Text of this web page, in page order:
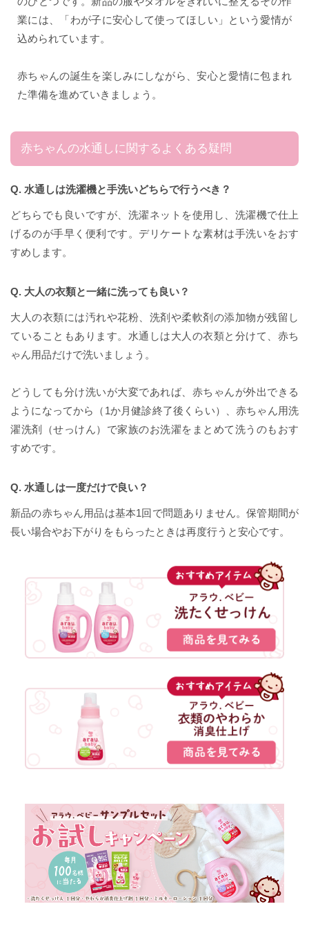
業には、「わが子に安心して使ってほしい」という愛情が
込められています。
赤ちゃんの誕生を楽しみにしながら、安心と愛情に包まれ
た準備を進めていきましょう。
赤ちゃんの水通しに関するよくある疑問
Q. 水通しは洗濯機と手洗いどちらで行うべき？
どちらでも良いですが、洗濯ネットを使用し、洗濯機で仕上
げるのが手早く便利です。デリケートな素材は手洗いをおす
すめします。
Q. 大人の衣類と一緒に洗っても良い？
大人の衣類には汚れや花粉、洗剤や柔軟剤の添加物が残留し
ていることもあります。水通しは大人の衣類と分けて、赤ち
ゃん用品だけで洗いましょう。
どうしても分け洗いが大変であれば、赤ちゃんが外出できる
ようになってから（1か月健診終了後くらい）、赤ちゃん用洗
濯洗剤（せっけん）で家族のお洗濯をまとめて洗うのもおす
すめです。
Q. 水通しは一度だけで良い？
新品の赤ちゃん用品は基本1回で問題ありません。保管期間が
長い場合やお下がりをもらったときは再度行うと安心です。